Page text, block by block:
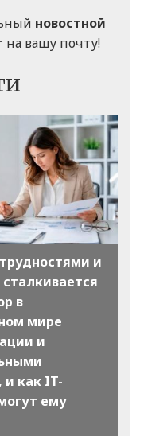
новостной
на вашу почту!
и
в
мире
и
и как IT-
ему